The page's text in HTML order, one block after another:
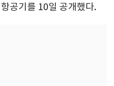
공기를 10일 공개했다.